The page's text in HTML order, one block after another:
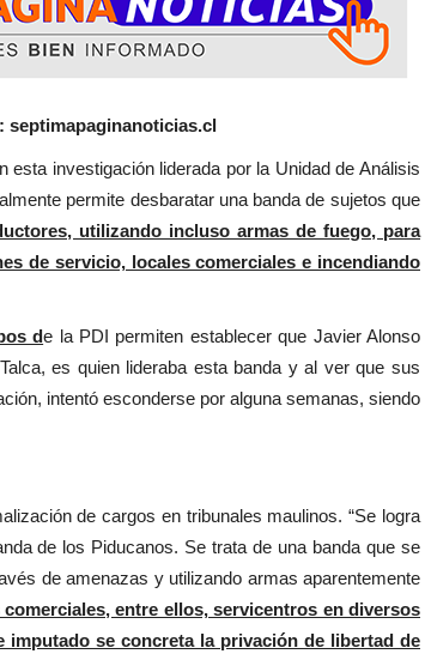
septimapaginanoticias.cl
liderada por la Unidad de Análisis
permite desbaratar una banda de sujetos que
utilizando incluso armas de fuego, para
de servicio, locales comerciales e incendiando
de la PDI permiten establecer que Javier Alonso
es quien lideraba esta banda y al ver que sus
intentó esconderse por alguna semanas, siendo
de cargos en tribunales maulinos. “Se logra
de los Piducanos. Se trata de una banda que se
de amenazas y utilizando armas aparentemente
entre ellos, servicentros en diversos
imputado se concreta la privación de libertad de
Llega el Tomo IV de las “Las Crónicas
de Linares”
Editora Julio 24, 2026 256